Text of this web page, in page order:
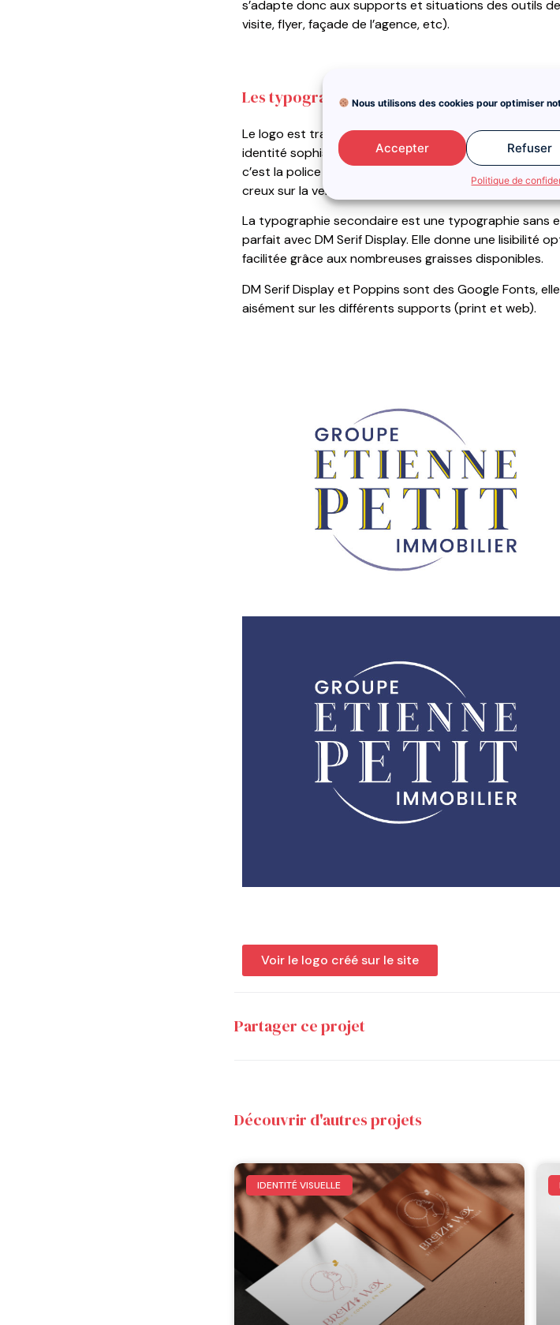
Nous utilisons des cookies pour optimiser
Accepter Refuser
Politique de
s’adapte donc aux supports et situations des outils
visite, flyer, façade de l’agence, etc).
Les typographies utilisées lors de la
Le logo est travaillé autour d’une typographie à
identité sophistiquée et fait bénéficier à la marque
c’est la police principale utilisée sur « Etienne Petit ».
creux sur la version blanche) permet d’ajouter un
La typographie secondaire est une typographie sans
parfait avec DM Serif Display. Elle donne une lisibilité
facilitée grâce aux nombreuses graisses disponibles.
DM Serif Display et Poppins sont des Google Fonts,
aisément sur les différents supports (print et web).
Voir le logo créé sur le site
Partager ce projet
Découvrir d'autres projets
IDENTITÉ VISUELLE